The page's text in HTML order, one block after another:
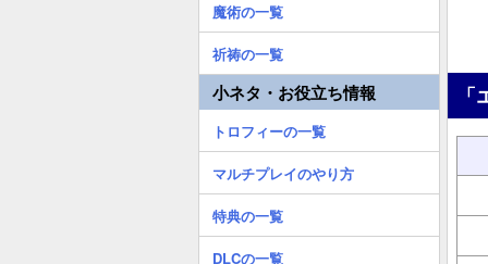
魔術の一覧
祈祷の一覧
小ネタ・お役立ち情報
トロフィーの一覧
マルチプレイのやり方
特典の一覧
DLCの一覧